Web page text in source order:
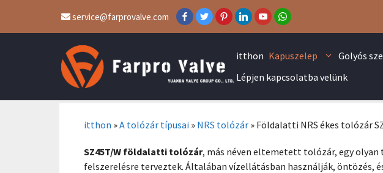
service@farprovalve.com
itthon Kapuszelep Golyós
Lépjen kapcsolatba velünk
itthon »A tolózár típusai » NRS tolózár » Földalatti NRS ékes tolózár
SZ45T/W földalatti tolózár, más néven eltemetett tolózár, egy
felszerelésre terveztek. Általában vízellátásban használják, öntözés,